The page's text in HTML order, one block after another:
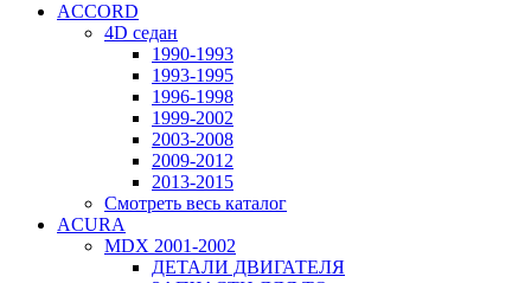
ACCORD
4D седан
1990-1993
1993-1995
1996-1998
1999-2002
2003-2008
2009-2012
2013-2015
Смотреть весь каталог
ACURA
MDX 2001-2002
ДЕТАЛИ ДВИГАТЕЛЯ